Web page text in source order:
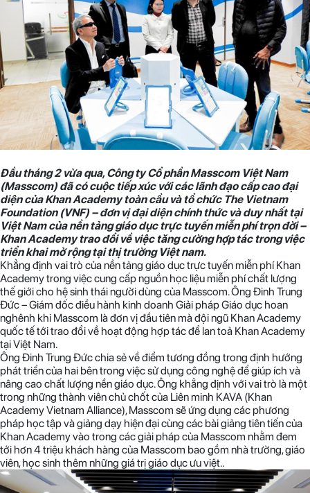
Đầu tháng 2 vừa qua, Công ty Cổ phần Masscom Việt Nam
(Masscom) đã có cuộc tiếp xúc với các lãnh đạo cấp cao đại
diện của Khan Academy toàn cầu và tổ chức The Vietnam
Foundation (VNF) – đơn vị đại diện chính thức và duy nhất tại
Việt Nam của nền tảng giáo dục trực tuyến miễn phí trọn đời –
Khan Academy trao đổi về việc tăng cường hợp tác trong việc
triển khai mở rộng tại thị trường Việt nam.
Khẳng định vai trò của nền tảng giáo dục trực tuyến miễn phí Khan
Academy trong việc cung cấp nguồn học liệu miễn phí chất lượng
thế giới cho hệ sinh thái người dùng của Masscom. Ông Đinh Trung
Đức – Giám đốc điều hành kinh doanh Giải pháp Giáo dục hoan
nghênh khi Masscom là đơn vị đầu tiên mà đội ngũ Khan Academy
quốc tế tới trao đổi về hoạt động hợp tác để lan toả Khan Academy
tại Việt Nam.
Ông Đinh Trung Đức chia sẻ về điểm tương đồng trong định hướng
phát triển của hai bên trong việc sử dụng công nghệ để giúp ích và
nâng cao chất lượng nền giáo dục. Ông khẳng định với vai trò là một
trong những thành viên chủ chốt của Liên minh KAVA (Khan
Academy Vietnam Alliance), Masscom sẽ ứng dụng các phương
pháp học tập và giảng dạy hiện đại cùng các bài giảng tiên tiến của
Khan Academy vào trong các giải pháp của Masscom nhằm đem
tới hơn 4 triệu khách hàng của Masscom bao gồm nhà trường, giáo
viên, học sinh thêm những giá trị giáo dục ưu việt..